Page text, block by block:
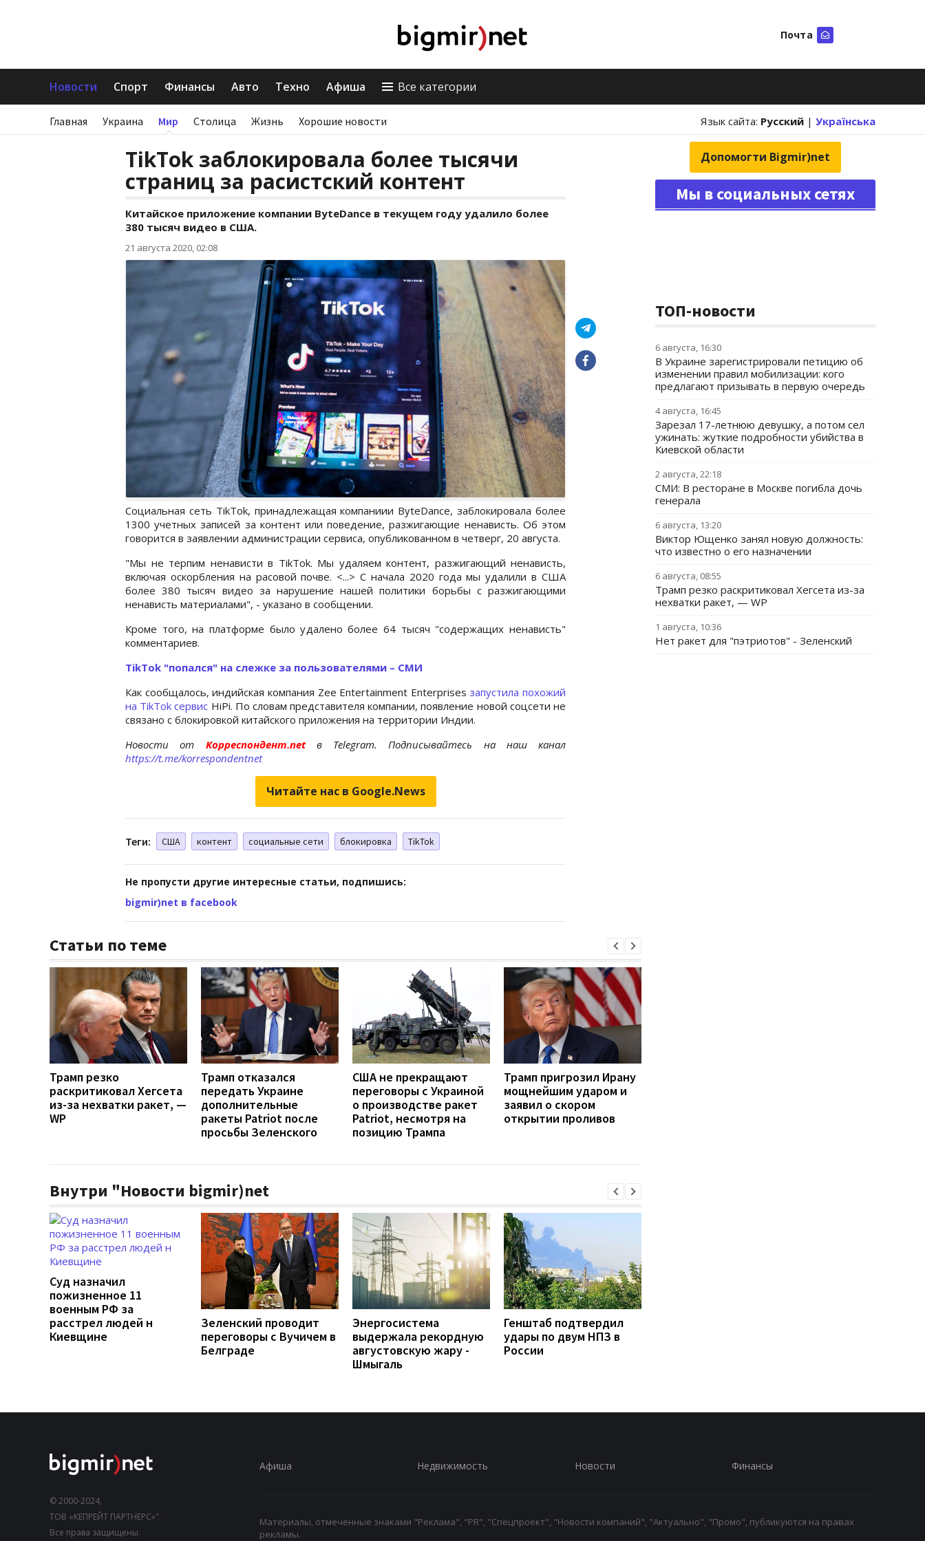
Почта
Новости Спорт Финансы Авто Техно Афиша Все категории
Главная Украина Мир Столица Жизнь Хорошие новости Язык сайта: Русский | Українська
TikTok заблокировала более тысячи
страниц за расистский контент
Китайское приложение компании ByteDance в текущем году удалило более
380 тысяч видео в США.
21 августа 2020, 02:08
Социальная сеть TikTok, принадлежащая компаниии ByteDance, заблокировала более
1300 учетных записей за контент или поведение, разжигающие ненависть. Об этом
говорится в заявлении администрации сервиса, опубликованном в четверг, 20 августа.
"Мы не терпим ненависти в TikTok. Мы удаляем контент, разжигающий ненависть,
включая оскорбления на расовой почве. <...> С начала 2020 года мы удалили в США
более 380 тысяч видео за нарушение нашей политики борьбы с разжигающими
ненависть материалами", - указано в сообщении.
Кроме того, на платформе было удалено более 64 тысяч "содержащих ненависть"
комментариев.
TikTok "попался" на слежке за пользователями – СМИ
Как сообщалось, индийская компания Zee Entertainment Enterprisesзапустила похожий
на TikTok сервис HiPi. По словам представителя компании, появление новой соцсети не
связано с блокировкой китайского приложения на территории Индии.
Новости от Корреспондент.net в Telegram. Подписывайтесь на наш канал
https://t.me/korrespondentnet
Читайте нас в Google.News
Теги: США контент социальные сети блокировка TikTok
Не пропусти другие интересные статьи, подпишись:
bigmir)net в facebook
Статьи по теме
Трамп резко
раскритиковал Хегсета
из-за нехватки ракет, —
WP
Трамп отказался
передать Украине
дополнительные
ракеты Patriot после
просьбы Зеленского
США не прекращают
переговоры с Украиной
о производстве ракет
Patriot, несмотря на
позицию Трампа
Трамп пригрозил Ирану
мощнейшим ударом и
заявил о скором
открытии проливов
Внутри "Новости bigmir)net
Суд назначил
пожизненное 11
военным РФ за
расстрел людей н
Киевщине
Зеленский проводит
переговоры с Вучичем в
Белграде
Энергосистема
выдержала рекордную
августовскую жару -
Шмыгаль
Генштаб подтвердил
удары по двум НПЗ в
России
Допомогти Bigmir)net
Мы в социальных сетях
ТОП-новости
6 августа, 16:30
В Украине зарегистрировали петицию об
изменении правил мобилизации: кого
предлагают призывать в первую очередь
4 августа, 16:45
Зарезал 17-летнюю девушку, а потом сел
ужинать: жуткие подробности убийства в
Киевской области
2 августа, 22:18
СМИ: В ресторане в Москве погибла дочь
генерала
6 августа, 13:20
Виктор Ющенко занял новую должность:
что известно о его назначении
6 августа, 08:55
Трамп резко раскритиковал Хегсета из-за
нехватки ракет, — WP
1 августа, 10:36
Нет ракет для "пэтриотов" - Зеленский
© 2000-2024,
ТОВ «КЕПРЕЙТ ПАРТНЕРС»".
Все права защищены.
Афиша Недвижимость Новости Финансы
Материалы, отмеченные знаками "Реклама", "PR", "Спецпроект", "Новости компаний", "Актуально", "Промо", публикуются на правах
рекламы.